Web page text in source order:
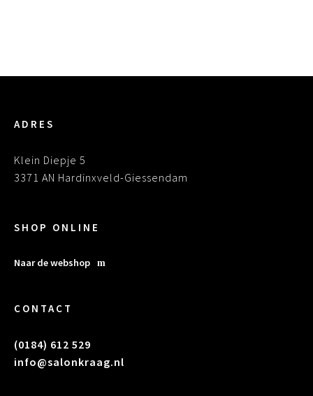
ADRES
Klein Diepje 5
3371 AN Hardinxveld-Giessendam
SHOP ONLINE
Naar de webshop
CONTACT
(0184) 612 529
info@salonkraag.nl